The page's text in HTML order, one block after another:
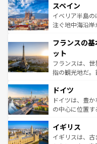
ろん、トスカー
景など、自然
ピザやパスタな
ませてくれるイ
なお、新着のイ
しい。
スペイン
イベリア半島
注ぐ地中海沿岸
文化が根付くこ
れる闘牛、そし
る。首都マド
アートに溢れた
せる。地方に
ンテンツ一覧を
フランスの
ット
フランスは、
指の観光地だ。
で、幅広い魅
聖堂、美しい
から魅了する
いる。シャンパ
香り高いラベ
ドイツ
ドイツは、豊
の中心に位置
顔を持つこの国
ルリンの文化
イギリス
イギリスは、